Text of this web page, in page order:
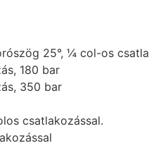
25°, ¼ col-os
180 bar
350 bar
csatlakozással.